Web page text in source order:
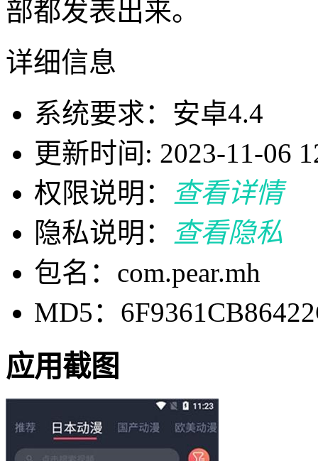
部都发表出来。
详细信息
系统要求：安卓4.4
更新时间: 2023-11-06
权限说明：
查看详情
隐私说明：
查看隐私
包名：com.pear.mh
MD5：
应用截图